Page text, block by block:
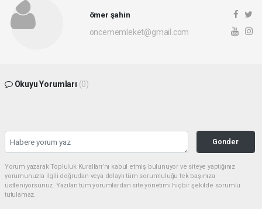
ömer şahin
oncememleket@gmail.com
Okuyu Yorumları (0)
Gonder
Yorum yazarak Topluluk Kuralları’nı kabul etmiş bulunuyor ve siteye yaptığınız
yorumunuzla ilgili doğrudan veya dolaylı tüm sorumluluğu tek başınıza
üstleniyorsunuz. Yazılan tüm yorumlardan site yönetimi hiçbir şekilde sorumlu
tutulamaz.